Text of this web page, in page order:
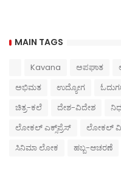
MAIN TAGS
Kavana ಅಪಘಾತ
ಅಭಿಮತ
ಉದ್ಯೋಗ
ಚಿತ್ರ-ಕಲೆ
ದೇಶ-ವಿದೇಶ
ಲೋಕಲ್ ಎಕ್ಸ್‌ಪ್ರೆಸ್
ಲೋಕಲ್
ಸಿನಿಮಾ ಲೋಕ
ಹಬ್ಬ-ಆಚರಣೆ